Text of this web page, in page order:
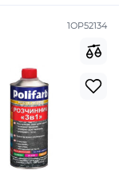
1ОР52134